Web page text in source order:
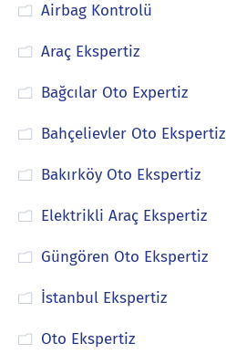
Airbag Kontrolü
Araç Ekspertiz
Bağcılar Oto Expertiz
Bahçelievler Oto Ekspertiz
Bakırköy Oto Ekspertiz
Elektrikli Araç Ekspertiz
Güngören Oto Ekspertiz
İstanbul Ekspertiz
Oto Ekspertiz